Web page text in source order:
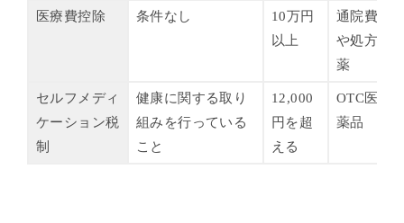
医療費控除 条件なし
10万円
以上
通院費
や処方
薬
セルフメディ
ケーション税
制
健康に関する取り
組みを行っている
こと
12,000
円を超
える
OTC医
薬品